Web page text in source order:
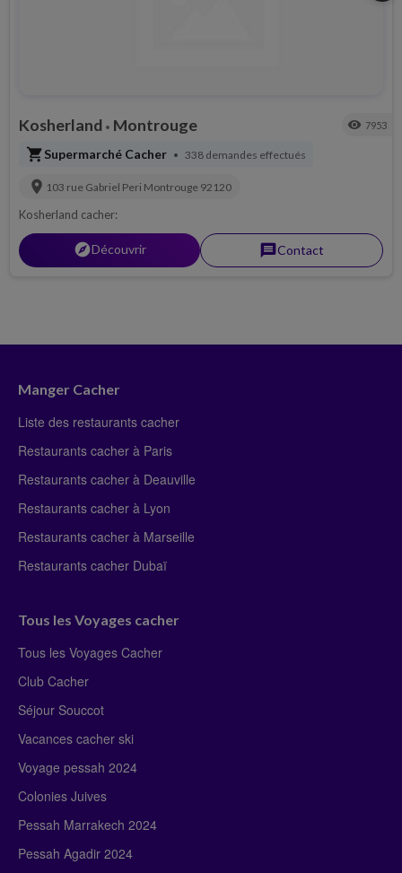
Kosherland • Montrouge visibility 7953
shopping_cartSupermarché Cacher • 338 demandes effectués
location_on 103 rue Gabriel Peri Montrouge 92120
Kosherland cacher:
explorerDécouvrir messageContact
Manger Cacher
Liste des restaurants cacher
Restaurants cacher à Paris
Restaurants cacher à Deauville
Restaurants cacher à Lyon
Restaurants cacher à Marseille
Restaurants cacher Dubaï
Tous les Voyages cacher
Tous les Voyages Cacher
Club Cacher
Séjour Souccot
Vacances cacher ski
Voyage pessah 2024
Colonies Juives
Pessah Marrakech 2024
Pessah Agadir 2024